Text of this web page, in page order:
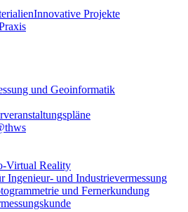
Innovative Projekte
und Geoinformatik
Virtual Reality
Ingenieur- und Industrievermessung
und Fernerkundung